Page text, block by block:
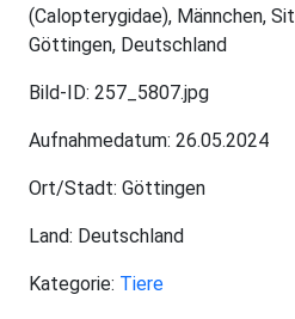
(Calopterygidae), Männchen,
Göttingen, Deutschland
Bild-ID: 257_5807.jpg
Aufnahmedatum: 26.05.2024
Ort/Stadt: Göttingen
Land: Deutschland
Kategorie: Tiere